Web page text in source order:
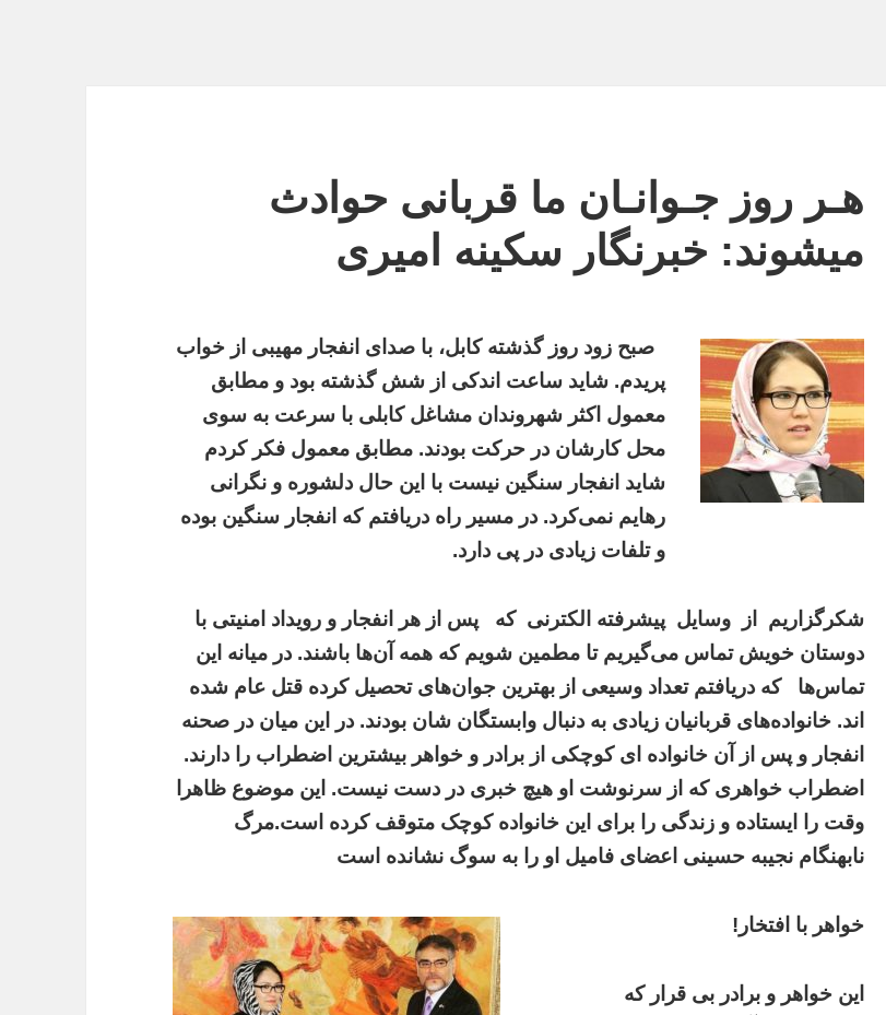
هـر روز جـوانـان ما قربانی حوادث
میشوند: خبرنگار سکینه امیری
صبح زود روز گذشته کابل، با صدای انفجار مهیبی از خواب
پریدم. شاید ساعت اندکی از شش گذشته بود و مطابق
معمول اکثر شهروندان مشاغل کابلی با سرعت به سوی
محل کارشان در حرکت بودند. مطابق معمول فکر کردم
شاید انفجار سنگین نیست با این حال دلشوره و نگرانی
رهایم نمی‌کرد. در مسیر راه دریافتم که انفجار سنگین بوده
و تلفات زیادی در پی دارد.
شکرگزاریم از وسایل پیشرفته الکترنی که
پس از هر انفجار و رویداد امنیتی با
دوستان خویش تماس می‌گیریم تا مطمین شویم که همه آن‌ها باشند. در میانه این
تماس‌ها
که دریافتم تعداد وسیعی از بهترین جوان‌های تحصیل کرده قتل عام شده
اند.خانواده‌های قربانیان زیادی به دنبال وابستگان شان بودند. در این میان در صحنه
انفجار و پس از آن خانواده ای کوچکی از برادر و خواهر بیشترین اضطراب را دارند.
اضطراب خواهری که از سرنوشت او هیچ خبری در دست نیست. این موضوع ظاهرا
وقت را ایستاده و زندگی را برای این خانواده کوچک متوقف کرده است.مرگ
نابهنگام نجیبه حسینی اعضای فامیل او را به سوگ نشانده است
خواهر با افتخار!
این خواهر و برادر بی قرار که